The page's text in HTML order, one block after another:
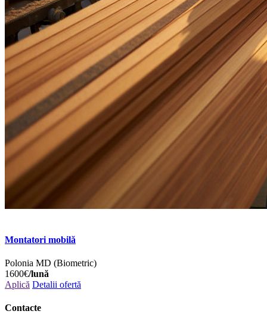
Montatori mobilă
Polonia MD (Biometric)
1600€/lună
Aplică Detalii ofertă
Contacte